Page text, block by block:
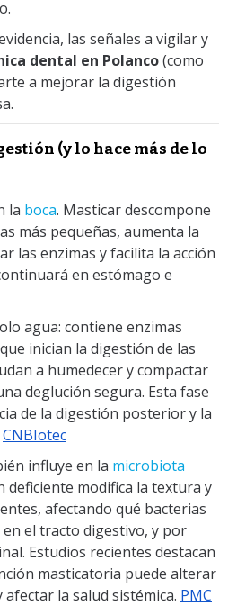
las señales a vigilar y
dental en Polanco(como
a mejorar la digestión
(y lo hace más de lo
la boca. Masticar descompone
más pequeñas, aumenta la
las enzimas y facilita la acción
en estómago e
agua: contiene enzimas
inician la digestión de las
a humedecer y compactar
deglución segura. Esta fase
de la digestión posterior y la
CNBIotec
influye en la microbiota
deficiente modifica la textura y
afectando qué bacterias
el tracto digestivo, y por
Estudios recientes destacan
masticatoria puede alterar
la salud sistémica. PMC